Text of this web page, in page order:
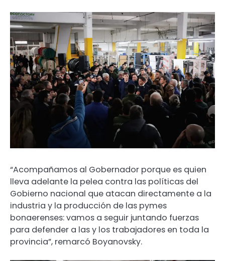
“Acompañamos al Gobernador porque es quien
lleva adelante la pelea contra las políticas del
Gobierno nacional que atacan directamente a la
industria y la producción de las pymes
bonaerenses: vamos a seguir juntando fuerzas
para defender a las y los trabajadores en toda la
provincia”, remarcó Boyanovsky.